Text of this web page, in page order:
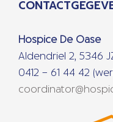
Hospice De Oase
Aldendriel 2, 5346
0412 – 61 44 42